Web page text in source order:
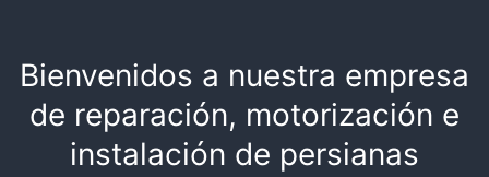
Bienvenidos a nuestra empresa
de reparación, motorización e
instalación de persianas